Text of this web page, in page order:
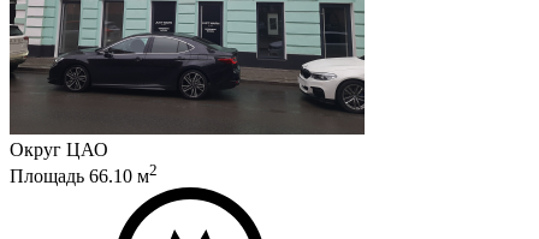
Округ ЦАО
Площадь 66.10 м2